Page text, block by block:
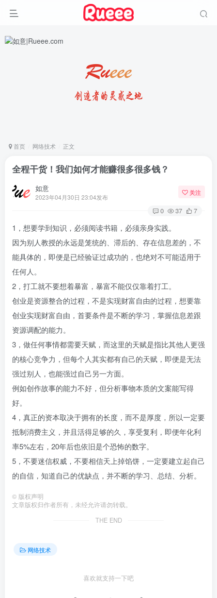
首页 网络技术 正文
全程干货！我们如何才能赚很多很多钱？
如意
2023年04月30日 23:04发布
关注
0 37 7
1，想要学到知识，必须阅读书籍，必须亲身实践。
因为别人教授的永远是笼统的、滞后的、存在信息差的，不
能具体的，即便是已经验证过成功的，也绝对不可能适用于
任何人。
2，打工就不要想着暴富，暴富不能仅仅靠着打工。
创业是资源整合的过程，不是实现财富自由的过程，想要靠
创业实现财富自由，首要条件是不断的学习，掌握信息差跟
资源调配的能力。
3，做任何事情都需要天赋，而这里的天赋是指比其他人更强
的核心竞争力，但每个人其实都有自己的天赋，即便是无法
强过别人，也能强过自己另一方面。
例如创作故事的能力不好，但分析事物本质的文案能写得
好。
4，真正的资本取决于拥有的长度，而不是厚度，所以一定要
抵制消费主义，并且活得足够的久，享受复利，即便年化利
率5%左右，20年后也依旧是个恐怖的数字。
5，不要迷信权威，不要相信天上掉馅饼，一定要建立起自己
的自信，知道自己的优缺点，并不断的学习、总结、分析。
© 版权声明
文章版权归作者所有，未经允许请勿转载。
THE END
网络技术
喜欢就支持一下吧